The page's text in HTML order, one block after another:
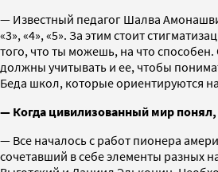
— Известный педагог Шалва
«3», «4», «5». За этим стоит
того, что ты можешь, на что
должны учитывать и ее, чтобы
Беда школ, которые ориентируются
— Когда цивилизованный мир понял,
— Все началось с работ пионера
сочетавший в себе элементы разных